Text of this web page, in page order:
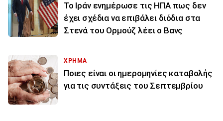
To Ιράν ενημέρωσε τις ΗΠΑ πως δεν
έχει σχέδια να επιβάλει διόδια στα
Στενά του Ορμούζ λέει ο Βανς
ΧΡΗΜΑ
Ποιες είναι οι ημερομηνίες καταβολής
για τις συντάξεις του Σεπτεμβρίου